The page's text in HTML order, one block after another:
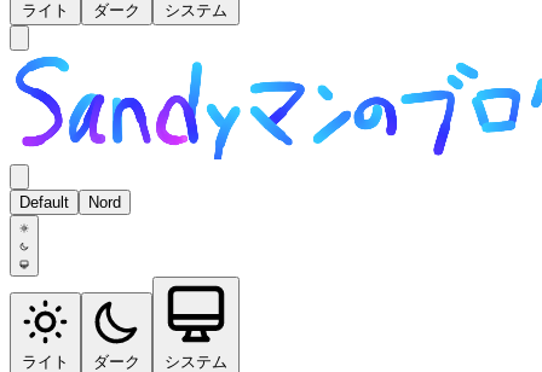
ライト ダーク システム
Default Nord
ライト ダーク システム